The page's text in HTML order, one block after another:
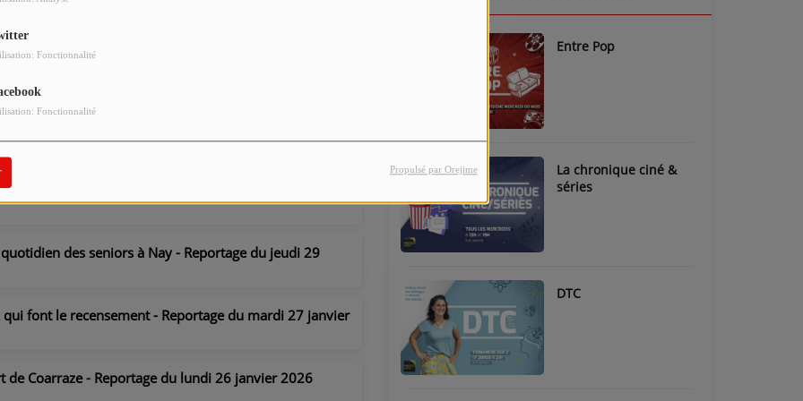
Fonctionnalité
Fonctionnalité
Propulsé par Orejime
pour prendre confiance et se protéger - Interview du
un service de proximité - Interview du lundi 02
nouvelle année - Interview du vendredi 30 janvier
des seniors à Nay - Reportage du jeudi 29
font le recensement - Reportage du mardi 27 janvier
de Coarraze - Reportage du lundi 26 janvier 2026
Entre Pop
La chronique ciné &
séries
DTC